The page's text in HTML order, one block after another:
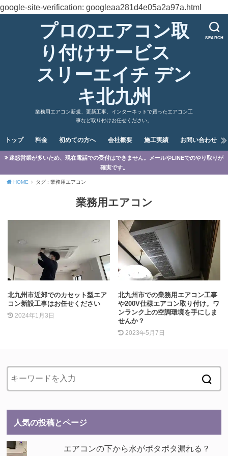
google-site-verification: googleaa281d4e05a2a97a.html
SEARCH
プロのエアコン取
り付けサービス
スリーエイチ デン
キ北九州
業務用エアコン新規、更新工事、インターネットで買ったエアコン工
事など取り付けお任せください。
トップ 料金 初めての方へ 会社概要 施工実績 お問い合わせ
迷惑営業が多いため、現在電話での受付はできません。メールやLINEでのやり取りが
確実です。
HOME タグ : 業務用エアコン
業務用エアコン
北九州市近郊でのカセット型エア
コン新設工事はお任せください
2024年1月3日
北九州市での業務用エアコン工事
や200V仕様エアコン取り付け。ワ
ンランク上の空調環境を手にしま
せんか？
2023年5月7日
人気の投稿とページ
エアコンの下から水がポタポタ漏れる？